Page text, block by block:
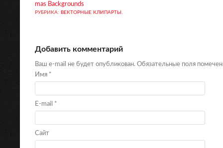
mas Backgrounds
РУБРИКА: ВЕКТОРНЫЕ КЛИПАРТЫ
Добавить комментарий
Ваш e-mail не будет опубликован. Обязательные поля
Имя *
E-mail *
Сайт